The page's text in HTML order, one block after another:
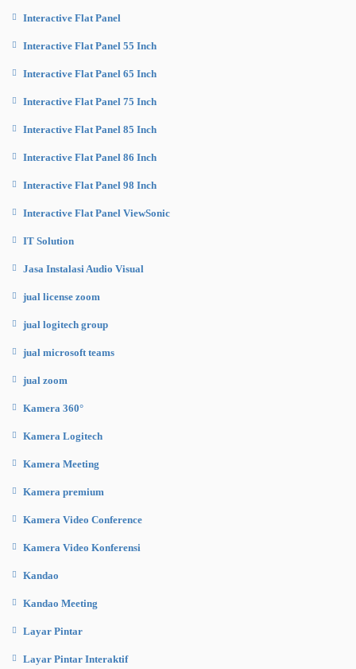
Interactive Flat Panel
Interactive Flat Panel 55 Inch
Interactive Flat Panel 65 Inch
Interactive Flat Panel 75 Inch
Interactive Flat Panel 85 Inch
Interactive Flat Panel 86 Inch
Interactive Flat Panel 98 Inch
Interactive Flat Panel ViewSonic
IT Solution
Jasa Instalasi Audio Visual
jual license zoom
jual logitech group
jual microsoft teams
jual zoom
Kamera 360°
Kamera Logitech
Kamera Meeting
Kamera premium
Kamera Video Conference
Kamera Video Konferensi
Kandao
Kandao Meeting
Layar Pintar
Layar Pintar Interaktif